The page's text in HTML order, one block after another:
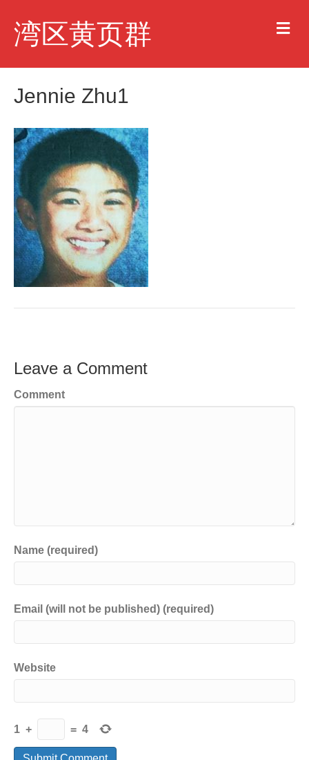
湾区黄页群 M
e
u
Jennie Zhu1
Leave a Comment
Comment
Name (required)
Email (will not be published) (required)
Website
1 + = 4